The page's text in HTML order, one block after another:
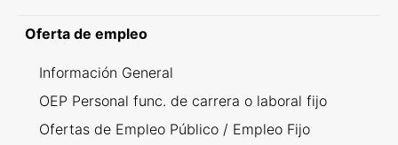
Oferta de empleo
Información General
OEP Personal func. de carrera o laboral fijo
Ofertas de Empleo Público / Empleo Fijo